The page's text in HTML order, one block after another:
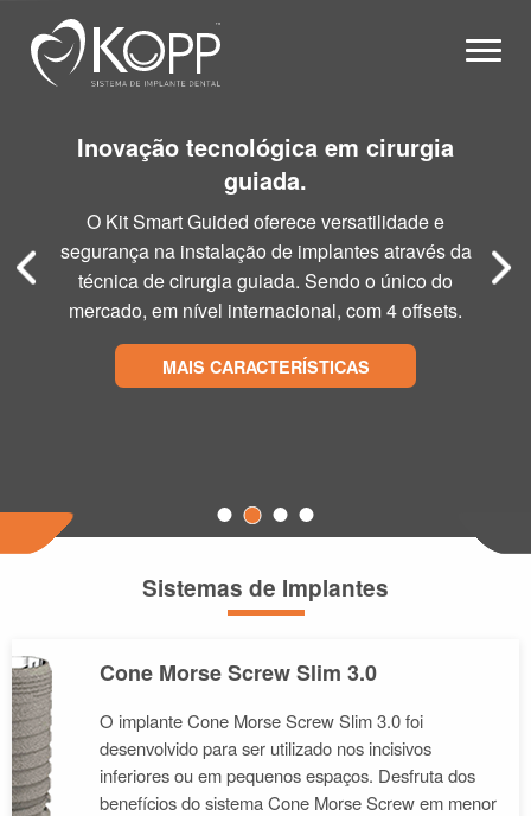
Kopp - Sistema de
Inovação tecnológica em cirurgia
guiada.
O Kit Smart Guided oferece versatilidade e
segurança na instalação de implantes através da
técnica de cirurgia guiada. Sendo o único do
mercado, em nível internacional, com 4 offsets.
MAIS CARACTERÍSTICAS
Sistemas de Implantes
Cone Morse Screw Slim 3.0
O implante Cone Morse Screw Slim 3.0 foi
desenvolvido para ser utilizado nos incisivos
inferiores ou em pequenos espaços. Desfruta dos
benefícios do sistema Cone Morse Screw em menor